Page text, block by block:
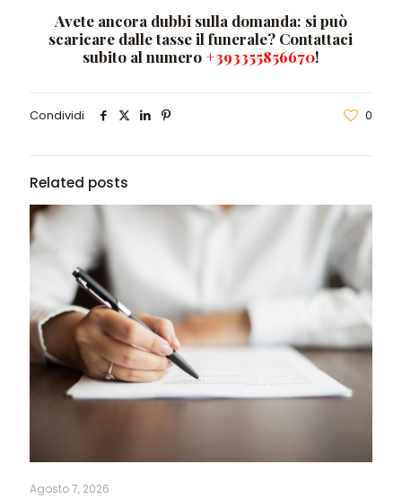
Avete ancora dubbi sulla domanda: si può
scaricare dalle tasse il funerale? Contattaci
subito al numero +393355856670!
Condividi 0
Related posts
Agosto 7, 2026